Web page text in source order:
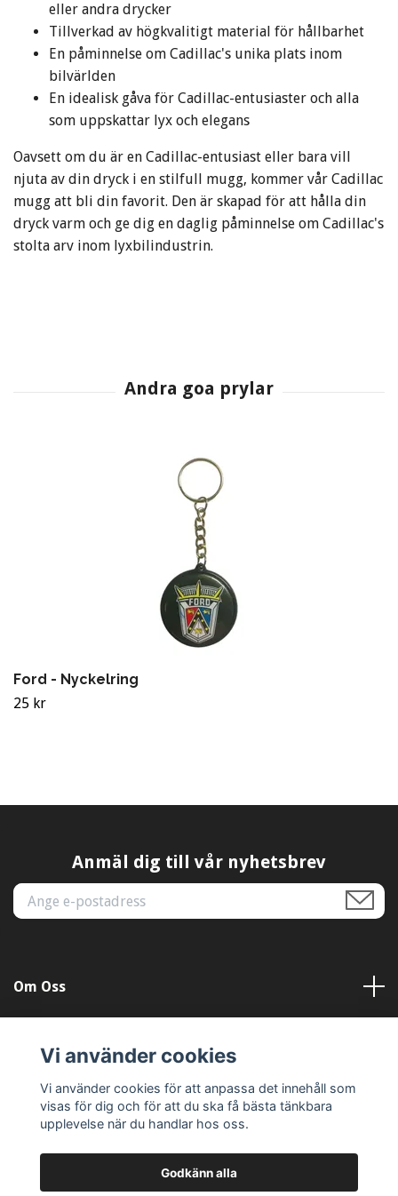
eller andra drycker
Tillverkad av högkvalitigt material för hållbarhet
En påminnelse om Cadillac's unika plats inom
bilvärlden
En idealisk gåva för Cadillac-entusiaster och alla
som uppskattar lyx och elegans
Oavsett om du är en Cadillac-entusiast eller bara vill
njuta av din dryck i en stilfull mugg, kommer vår Cadillac
mugg att bli din favorit. Den är skapad för att hålla din
dryck varm och ge dig en daglig påminnelse om Cadillac's
stolta arv inom lyxbilindustrin.
Ford - Nyckelring
25 kr
Anmäl dig till vår nyhetsbrev
Om Oss
Läs mer
Vi använder cookies
Vi använder cookies för att anpassa det innehåll som
visas för dig och för att du ska få bästa tänkbara
upplevelse när du handlar hos oss.
Godkänn alla